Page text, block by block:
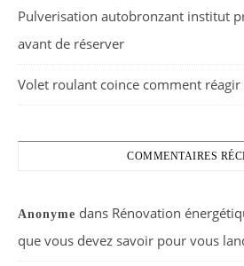
Pulverisation autobronzant institut
avant de réserver
Volet roulant coince comment
COMMENTAIRES
Anonyme dans Rénovation
que vous devez savoir pour vous